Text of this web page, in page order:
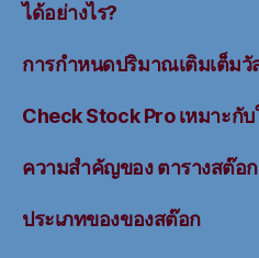
ได้อย่างไร?
การกำหนดปริมาณเติมเต็ม
Check Stock Pro เหมาะกั
ความสำคัญของ ตารางสต๊อ
ประเภทของของสต๊อก